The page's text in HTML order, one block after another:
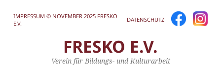
IMPRESSUM © NOVEMBER 2025 FRESKO
E.V.
DATENSCHUTZ
FRESKO E.V.
Verein für Bildungs- und Kulturarbeit